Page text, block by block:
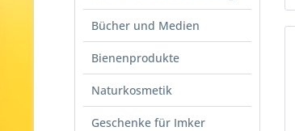
Bücher und Medien
Bienenprodukte
Naturkosmetik
Geschenke für Imker